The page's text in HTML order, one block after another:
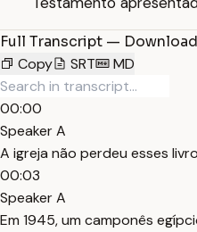
Full Transcript —
Copy
SRT MD
00:00
Speaker A
A igreja não perdeu esses
00:03
Speaker A
Em 1945, um camponês